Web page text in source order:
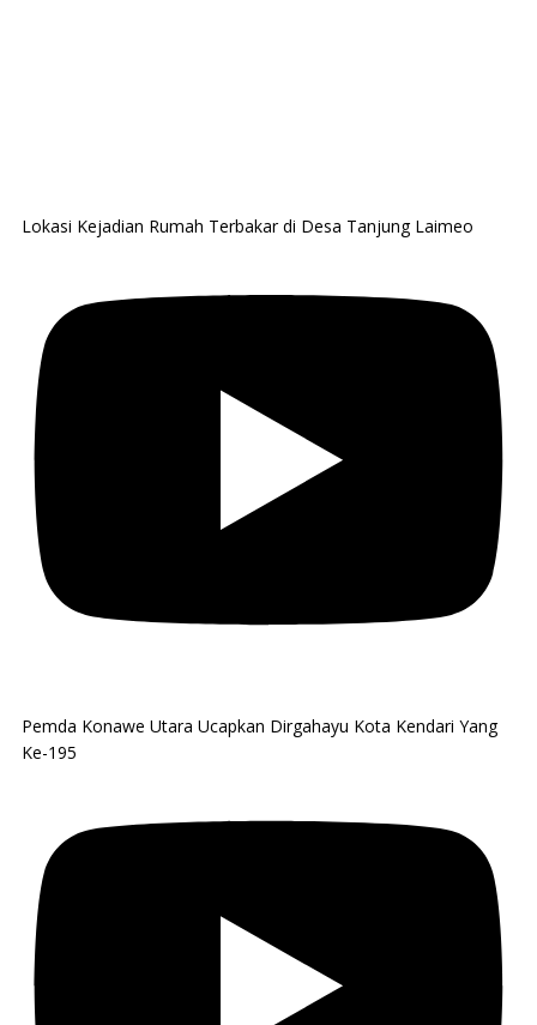
Lokasi Kejadian Rumah Terbakar di Desa Tanjung Laimeo
Pemda Konawe Utara Ucapkan Dirgahayu Kota Kendari Yang
Ke-195